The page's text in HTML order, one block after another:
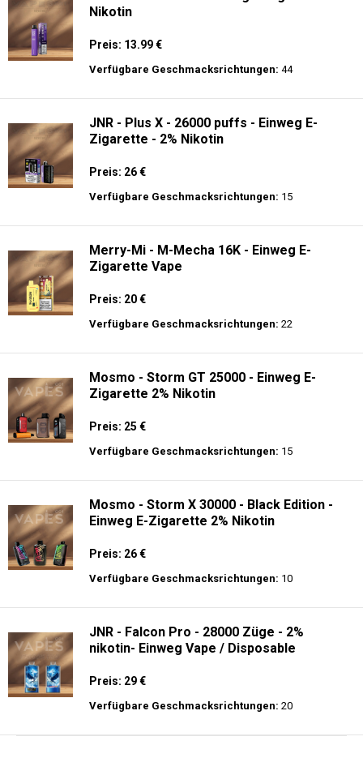
Nikotin
Preis: 13.99 €
Verfügbare Geschmacksrichtungen: 44
JNR - Plus X - 26000 puffs - Einweg E-
Zigarette - 2% Nikotin
Preis: 26 €
Verfügbare Geschmacksrichtungen: 15
Merry-Mi - M-Mecha 16K - Einweg E-
Zigarette Vape
Preis: 20 €
Verfügbare Geschmacksrichtungen: 22
Mosmo - Storm GT 25000 - Einweg E-
Zigarette 2% Nikotin
Preis: 25 €
Verfügbare Geschmacksrichtungen: 15
Mosmo - Storm X 30000 - Black Edition -
Einweg E-Zigarette 2% Nikotin
Preis: 26 €
Verfügbare Geschmacksrichtungen: 10
JNR - Falcon Pro - 28000 Züge - 2%
nikotin- Einweg Vape / Disposable
Preis: 29 €
Verfügbare Geschmacksrichtungen: 20